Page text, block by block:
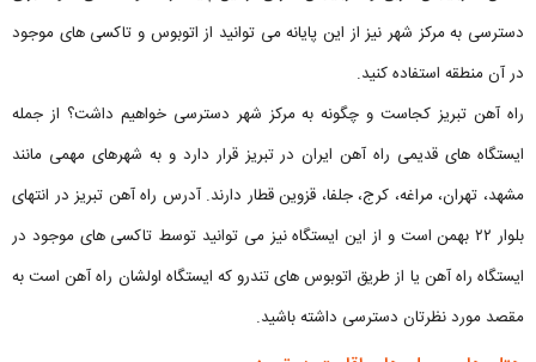
دسترسی به مرکز شهر نیز از این پایانه می توانید از اتوبوس و تاکسی های موجود
در آن منطقه استفاده کنید.
راه آهن تبریز کجاست و چگونه به مرکز شهر دسترسی خواهیم داشت؟ از جمله
ایستگاه‌ های قدیمی راه آهن ایران در تبریز قرار دارد و به شهرهای مهمی مانند
مشهد، تهران، مراغه، کرج، جلفا، قزوین قطار دارند. آدرس راه آهن تبریز در انتهای
بلوار ۲۲ بهمن است و از این ایستگاه نیز می توانید توسط تاکسی های موجود در
ایستگاه راه آهن یا از طریق اتوبوس های تندرو که ایستگاه اولشان راه آهن است به
مقصد مورد نظرتان دسترسی داشته باشید.